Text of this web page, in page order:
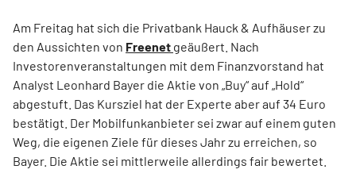
Am Freitag hat sich die Privatbank Hauck & Aufhäuser zu
den Aussichten von Freenet geäußert. Nach
Investorenveranstaltungen mit dem Finanzvorstand hat
Analyst Leonhard Bayer die Aktie von „Buy“ auf „Hold“
abgestuft. Das Kursziel hat der Experte aber auf 34 Euro
bestätigt. Der Mobilfunkanbieter sei zwar auf einem guten
Weg, die eigenen Ziele für dieses Jahr zu erreichen, so
Bayer. Die Aktie sei mittlerweile allerdings fair bewertet.